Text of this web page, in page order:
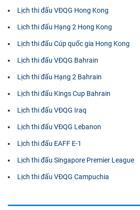
Lịch thi đấu VĐQG Hong Kong
Lịch thi đấu Hạng 2 Hong Kong
Lịch thi đấu Cúp quốc gia Hong Kong
Lịch thi đấu VĐQG Bahrain
Lịch thi đấu Hạng 2 Bahrain
Lịch thi đấu Kings Cup Bahrain
Lịch thi đấu VĐQG Iraq
Lịch thi đấu VĐQG Lebanon
Lịch thi đấu EAFF E-1
Lịch thi đấu Singapore Premier League
Lịch thi đấu VĐQG Campuchia